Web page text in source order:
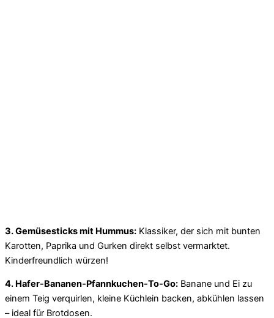
3. Gemüsesticks mit Hummus: Klassiker, der sich mit bunten
Karotten, Paprika und Gurken direkt selbst vermarktet.
Kinderfreundlich würzen!
4. Hafer-Bananen-Pfannkuchen-To-Go: Banane und Ei zu
einem Teig verquirlen, kleine Küchlein backen, abkühlen lassen
– ideal für Brotdosen.